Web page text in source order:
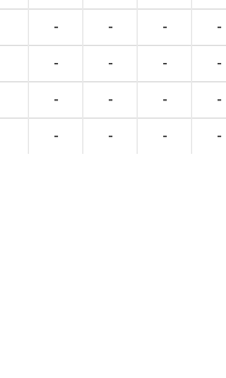
- - - -
- - - -
- - - -
- - - -